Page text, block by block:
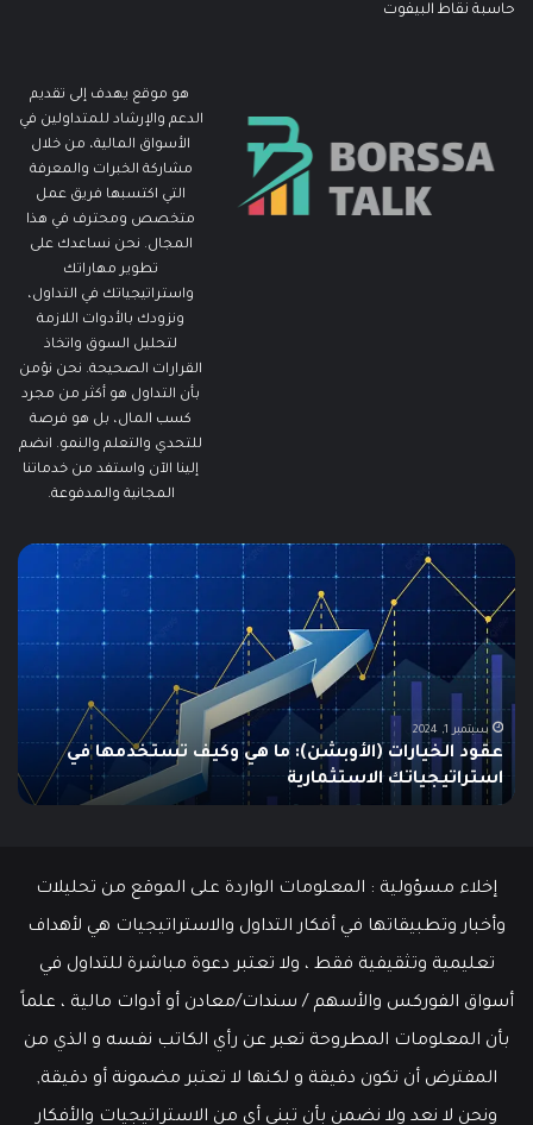
حاسبة نقاط البيفوت
هو موقع يهدف إلى تقديم
الدعم والإرشاد للمتداولين في
الأسواق المالية، من خلال
مشاركة الخبرات والمعرفة
التي اكتسبها فريق عمل
متخصص ومحترف في هذا
المجال. نحن نساعدك على
تطوير مهاراتك
واستراتيجياتك في التداول،
ونزودك بالأدوات اللازمة
لتحليل السوق واتخاذ
القرارات الصحيحة. نحن نؤمن
بأن التداول هو أكثر من مجرد
كسب المال، بل هو فرصة
للتحدي والتعلم والنمو. انضم
إلينا الآن واستفد من خدماتنا
المجانية والمدفوعة.
مطالبات
البطالة
في
الولايات
المتحدة
تنخفض
إلى
أدنى
مستوى
منذ
مايو
عمل
سبتمبر 19, 2024
مطالبات البطالة في الولايات المتحدة تنخفض إلى أدنى
مستوى منذ مايو وسط سوق عمل قوي
إخلاء مسؤولية : المعلومات الواردة على الموقع من تحليلات
وأخبار وتطبيقاتها في أفكار التداول والاستراتيجيات هي لأهداف
تعليمية وتثقيفية فقط ، ولا تعتبر دعوة مباشرة للتداول في
أسواق الفوركس والأسهم / سندات/معادن أو أدوات مالية ، علماً
بأن المعلومات المطروحة تعبر عن رأي الكاتب نفسه و الذي من
المفترض أن تكون دقيقة و لكنها لا تعتبر مضمونة أو دقيقة,
ونحن لا نعد ولا نضمن بأن تبني أي من الاستراتيجيات والأفكار